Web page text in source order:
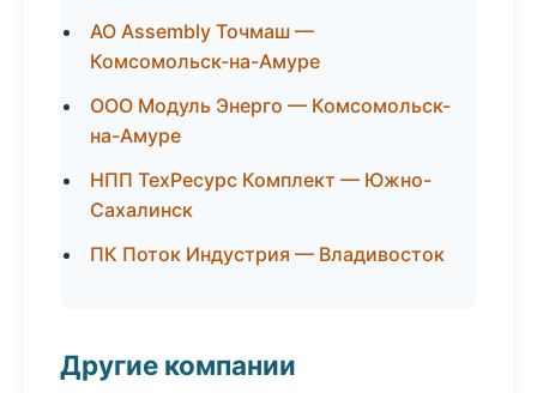
АО Assembly Точмаш —
Комсомольск-на-Амуре
ООО Модуль Энерго — Комсомольск-
на-Амуре
НПП ТехРесурс Комплект — Южно-
Сахалинск
ПК Поток Индустрия — Владивосток
Другие компании